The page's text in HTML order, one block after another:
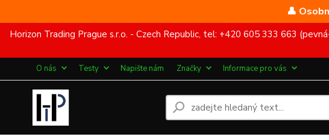
👤
Horizon Trading Prague s.r.o. - Czech Republic, tel: +420 605 333 663
O nás Testy Napište nám Značky Informace pro vás